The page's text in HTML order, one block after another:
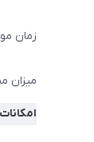
زمان
میزان